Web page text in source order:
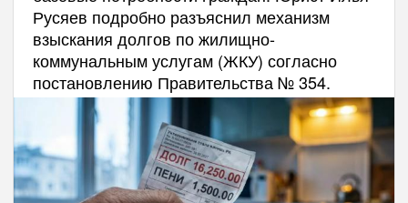
Русяев подробно разъяснил механизм
взыскания долгов по жилищно-
коммунальным услугам (ЖКУ) согласно
постановлению Правительства № 354.